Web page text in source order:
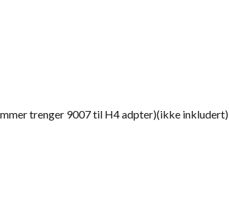
trenger 9007 til H4 adpter)(ikke inkludert)